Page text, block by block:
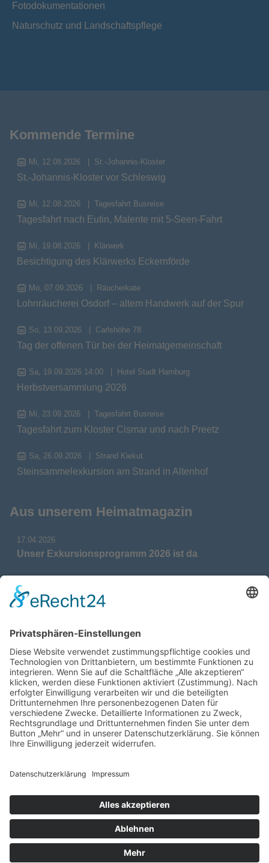
Fotodokumentationen
Naturschutz und Landschaftspflege
Kommende Termine
Mi, 12.08.2026 St.-Johannis-Kloster
St.-Johannis-Kloster vor Schleswig
Mi, 12.08.2026 Tagesfahrt Busreise
Tagesfahrt nach Eutin, Malente mit 5-Seen-Fahrt
Mi, 19.08.2026 Klärwerk
Besichtigung des Klärwerks Eckernförde
Mo, 07.09.2026 Räucherkate
Lohnräucherei Osdorf – altem Handwerk auf der Spur
So, 13.09.2026 Carlshöhe 78
Tag der offenen Tür bei der Heimatgemeinschaft
Sa, 19.09.2026 14:00 Hotel Stadt Hamburg
Herbstversammlung 2026
Mi, 23.09.2026 Tagesfahrt Busreise
Tagesfahrt zum Kloster Cismar und nach Preetz
Sa, 26.09.2026 Strand Kiekut
Steinsammelexkursion am Strand in Altenhof
Aus unserem Heimatmagazin
17.04.2026
Unser Exkursionsprogramm 2026 ist da
17.04.2026
Verdienstmedaille für Telse Stoy
Das war: Munition im Meer
17.04.2026
Fahrtenprogramm 2026 ist fertig
12.10.2025
Darstellung verschiedener Orte innerhalb des
Gebiets der Heimatgemeinschaft Eckernförde
Neu: Historie der Güter im Altkreis Eckernförde
Copyright ©2026 Heimatgemeinschaft Eckernförde